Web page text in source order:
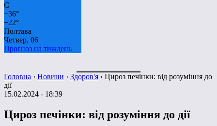
C
+36°
+22°
Полтава
Четвер, 06
Прогноз на тиждень
Головна › Новини › Здоров'я › Цироз печінки: від розуміння до
дії
15.02.2024 - 18:39
Цироз печінки: від розуміння до дії